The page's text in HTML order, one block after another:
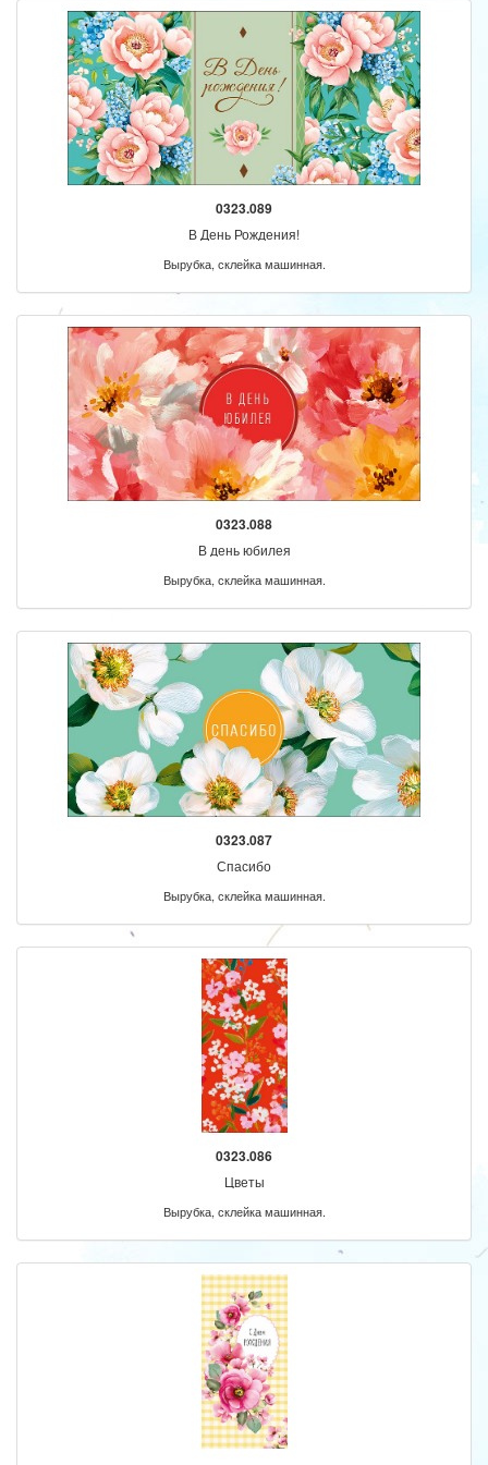
0323.089
В День Рождения!
Вырубка, склейка машинная.
0323.088
В день юбилея
Вырубка, склейка машинная.
0323.087
Спасибо
Вырубка, склейка машинная.
0323.086
Цветы
Вырубка, склейка машинная.